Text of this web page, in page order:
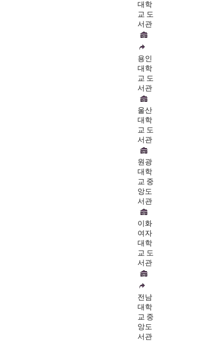
대학
교 도
서관
용인
대학
교 도
서관
울산
대학
교 도
서관
원광
대학
교 중
앙도
서관
이화
여자
대학
교 도
서관
전남
대학
교 중
앙도
서관